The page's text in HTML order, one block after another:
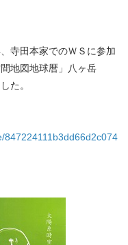
寺田本家でのＷＳに参加
地図地球暦」八ヶ岳
た。